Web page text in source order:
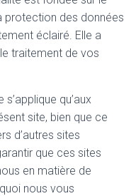
protection des données
éclairé. Elle a
traitement de vos
qu’aux
site, bien que ce
d’autres sites
que ces sites
en matière de
nous vous